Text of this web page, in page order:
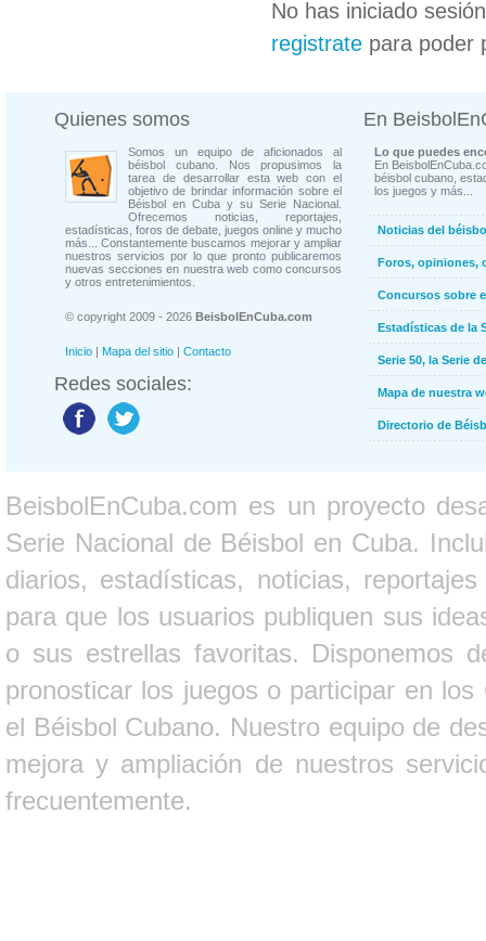
No has iniciado
registrate para poder
Quienes somos
Somos un equipo de aficionados al
béisbol cubano. Nos propusimos la
tarea de desarrollar esta web con el
objetivo de brindar información sobre el
Béisbol en Cuba y su Serie Nacional.
Ofrecemos noticias, reportajes,
estadísticas, foros de debate, juegos online y mucho
más... Constantemente buscamos mejorar y ampliar
nuestros servicios por lo que pronto publicaremos
nuevas secciones en nuestra web como concursos
y otros entretenimientos.
© copyright 2009 - 2026 BeisbolEnCuba.com
Inicio | Mapa del sitio | Contacto
Redes sociales:
En
Lo que puedes
En
béisbol cubano,
los juegos y más...
Noticias del
Foros, opiniones,
Concursos sobre
Estadísticas de la
Serie 50, la Serie
Mapa de nuestra
Directorio de
BeisbolEnCuba.com es un proyecto
Serie Nacional de Béisbol en Cuba.
diarios, estadísticas, noticias,
para que los usuarios publiquen sus
o sus estrellas favoritas. Disponemos
pronosticar los juegos o participar en
el Béisbol Cubano. Nuestro equipo de
mejora y ampliación de nuestros
frecuentemente.